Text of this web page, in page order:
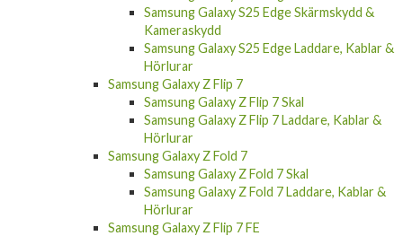
Samsung Galaxy S25 Edge Skärmskydd &
Kameraskydd
Samsung Galaxy S25 Edge Laddare, Kablar &
Hörlurar
Samsung Galaxy Z Flip 7
Samsung Galaxy Z Flip 7 Skal
Samsung Galaxy Z Flip 7 Laddare, Kablar &
Hörlurar
Samsung Galaxy Z Fold 7
Samsung Galaxy Z Fold 7 Skal
Samsung Galaxy Z Fold 7 Laddare, Kablar &
Hörlurar
Samsung Galaxy Z Flip 7 FE